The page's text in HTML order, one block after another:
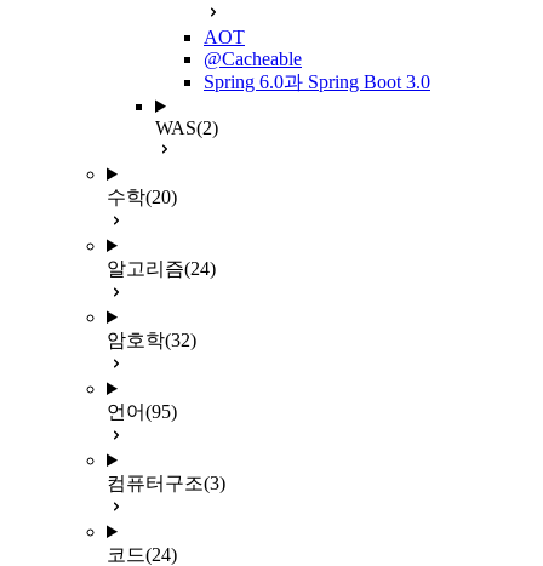
AOT
@Cacheable
Spring 6.0과 Spring Boot 3.0
WAS(2)
수학(20)
알고리즘(24)
암호학(32)
언어(95)
컴퓨터구조(3)
코드(24)